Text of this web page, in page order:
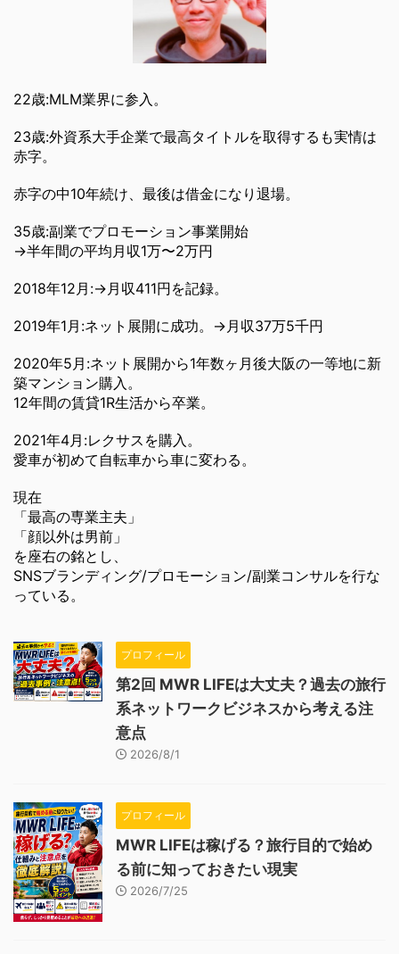
22歳:MLM業界に参入。
23歳:外資系大手企業で最高タイトルを取得するも実情は
赤字。
赤字の中10年続け、最後は借金になり退場。
35歳:副業でプロモーション事業開始
→半年間の平均月収1万〜2万円
2018年12月:→月収411円を記録。
2019年1月:ネット展開に成功。→月収37万5千円
2020年5月:ネット展開から1年数ヶ月後大阪の一等地に新
築マンション購入。
12年間の賃貸1R生活から卒業。
2021年4月:レクサスを購入。
愛車が初めて自転車から車に変わる。
現在
「最高の専業主夫」
「顔以外は男前」
を座右の銘とし、
SNSブランディング/プロモーション/副業コンサルを行な
っている。
プロフィール
第2回 MWR LIFEは大丈夫？過去の旅行
系ネットワークビジネスから考える注
意点
2026/8/1
プロフィール
MWR LIFEは稼げる？旅行目的で始め
る前に知っておきたい現実
2026/7/25